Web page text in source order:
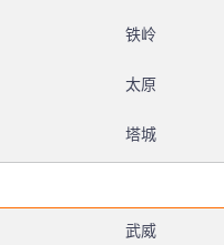
铁岭
太原
塔城
武威